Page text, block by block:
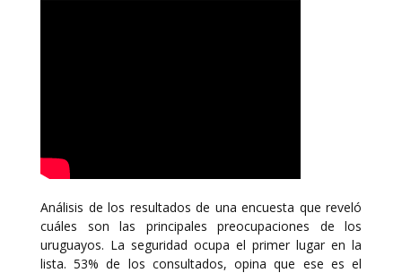
Análisis de los resultados de una encuesta que reveló
cuáles son las principales preocupaciones de los
uruguayos. La seguridad ocupa el primer lugar en la
lista. 53% de los consultados, opina que ese es el